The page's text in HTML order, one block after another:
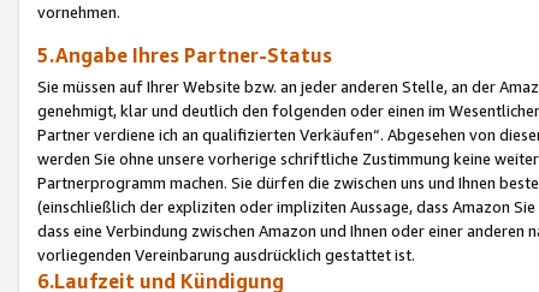
vornehmen.
5.Angabe Ihres Partner-Status
Sie müssen auf Ihrer Website bzw. an jeder anderen Stelle, an der
genehmigt, klar und deutlich den folgenden oder einen im
Partner verdiene ich an qualifizierten Verkäufen“. Abgesehen von
werden Sie ohne unsere vorherige schriftliche Zustimmung keine
Partnerprogramm machen. Sie dürfen die zwischen uns und Ihnen
(einschließlich der expliziten oder impliziten Aussage, dass Amazon
dass eine Verbindung zwischen Amazon und Ihnen oder einer
vorliegenden Vereinbarung ausdrücklich gestattet ist.
6.Laufzeit und Kündigung